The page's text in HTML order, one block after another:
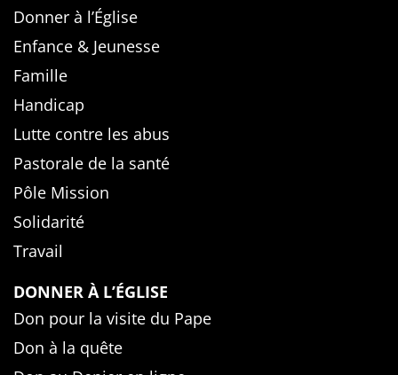
Donner à l’Église
Enfance & Jeunesse
Famille
Handicap
Lutte contre les abus
Pastorale de la santé
Pôle Mission
Solidarité
Travail
DONNER À L’ÉGLISE
Don pour la visite du Pape
Don à la quête